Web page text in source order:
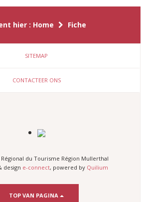
hier : Home Fiche
SITEMAP
CONTACTEER ONS
du Tourisme Région Mullerthal
design e-connect, powered by Quilium
TOP VAN PAGINA